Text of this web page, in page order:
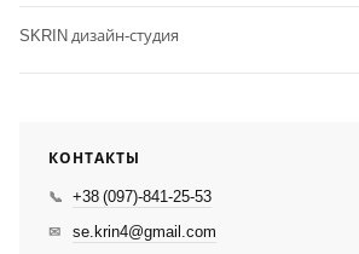
SKRIN дизайн-студия
КОНТАКТЫ
📞 +38 (097)-841-25-53
✉ se.krin4@gmail.com